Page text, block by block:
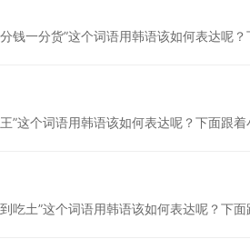
钱一分货”这个词语用韩语该如何表达呢
”这个词语用韩语该如何表达呢？下面跟
吃土”这个词语用韩语该如何表达呢？下